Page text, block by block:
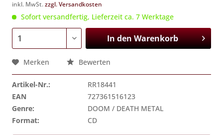
inkl. MwSt.zzgl. Versandkosten
Sofort versandfertig, Lieferzeit ca. 7 Werktage
In denWarenkorb
Merken Bewerten
Artikel-Nr.:
RR18441
EAN
727361516123
Genre:
DOOM / DEATH METAL
Format:
CD